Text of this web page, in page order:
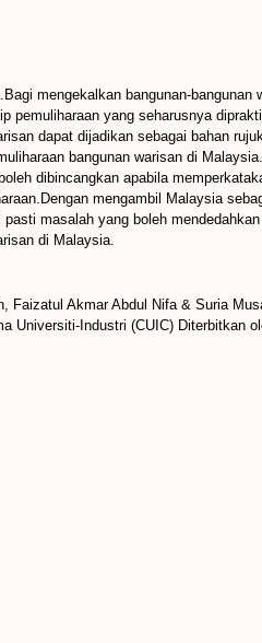
mengekalkan bangunan-
yang seharusnya
dapat dijadikan sebagai bahan
bangunan warisan di
dibincangkan apabila
mengambil Malaysia
masalah yang boleh
di Malaysia.
Akmar Abdul Nifa & Suria
Universiti-Industri (CUIC) Diterbitkan